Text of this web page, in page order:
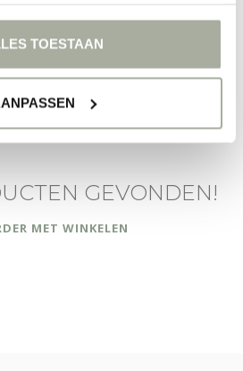
TOESTAAN
FILTERS
GEVONDEN!
MET WINKELEN